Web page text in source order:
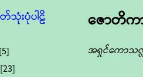
သုံးပုံပါဠိ
[5]
[23]
ဇောတိကာ
အရှင်ကောသလ္